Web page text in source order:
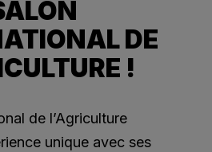
DE
!
de l’Agriculture
unique avec ses